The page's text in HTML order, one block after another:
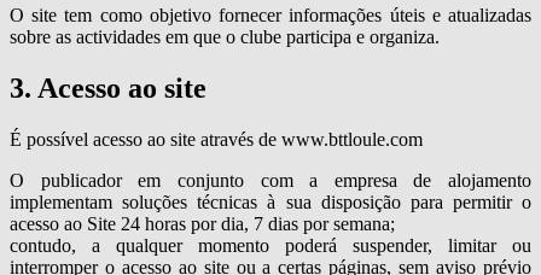
O site tem como objetivo fornecer informações úteis e atualizadas
sobre as actividades em que o clube participa e organiza.
3. Acesso ao site
É possível acesso ao site através de www.bttloule.com
O publicador em conjunto com a empresa de alojamento
implementam soluções técnicas à sua disposição para permitir o
acesso ao Site 24 horas por dia, 7 dias por semana;
contudo, a qualquer momento poderá suspender, limitar ou
interromper o acesso ao site ou a certas páginas, sem aviso prévio